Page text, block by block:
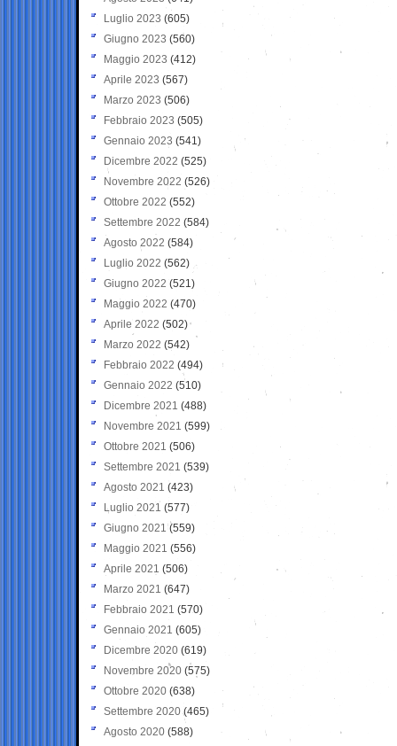
Luglio 2023 (605)
Giugno 2023 (560)
Maggio 2023 (412)
Aprile 2023 (567)
Marzo 2023 (506)
Febbraio 2023 (505)
Gennaio 2023 (541)
Dicembre 2022 (525)
Novembre 2022 (526)
Ottobre 2022 (552)
Settembre 2022 (584)
Agosto 2022 (584)
Luglio 2022 (562)
Giugno 2022 (521)
Maggio 2022 (470)
Aprile 2022 (502)
Marzo 2022 (542)
Febbraio 2022 (494)
Gennaio 2022 (510)
Dicembre 2021 (488)
Novembre 2021 (599)
Ottobre 2021 (506)
Settembre 2021 (539)
Agosto 2021 (423)
Luglio 2021 (577)
Giugno 2021(559)
Maggio 2021 (556)
Aprile 2021 (506)
Marzo 2021 (647)
Febbraio 2021 (570)
Gennaio 2021 (605)
Dicembre 2020 (619)
Novembre 2020 (575)
Ottobre 2020 (638)
Settembre 2020(465)
Agosto 2020 (588)